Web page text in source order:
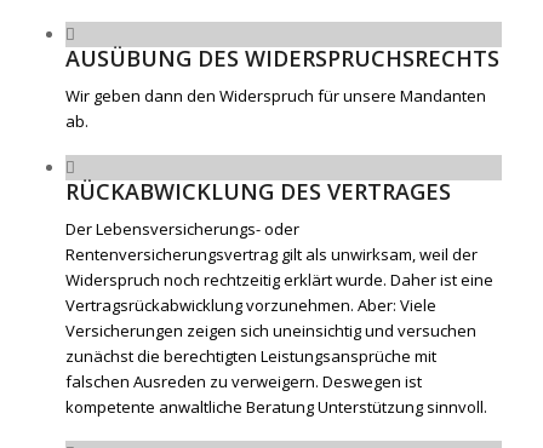
AUSÜBUNG DES WIDERSPRUCHSRECHTS
Wir geben dann den Widerspruch für unsere Mandanten
ab.
RÜCKABWICKLUNG DES VERTRAGES
Der Lebensversicherungs- oder
Rentenversicherungsvertrag gilt als unwirksam, weil der
Widerspruch noch rechtzeitig erklärt wurde. Daher ist eine
Vertragsrückabwicklung vorzunehmen. Aber: Viele
Versicherungen zeigen sich uneinsichtig und versuchen
zunächst die berechtigten Leistungsansprüche mit
falschen Ausreden zu verweigern. Deswegen ist
kompetente anwaltliche Beratung Unterstützung sinnvoll.